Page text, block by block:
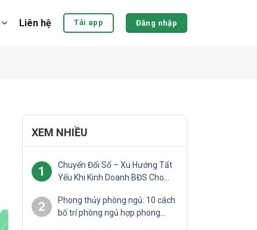
Liên hệ Tải app Đăng nhập
XEM NHIỀU
1
Chuyển Đổi Số – Xu Hướng Tất
Yếu Khi Kinh Doanh BĐS Cho
2
Phong thủy phòng ngủ: 10 cách
bố trí phòng ngủ hợp phong